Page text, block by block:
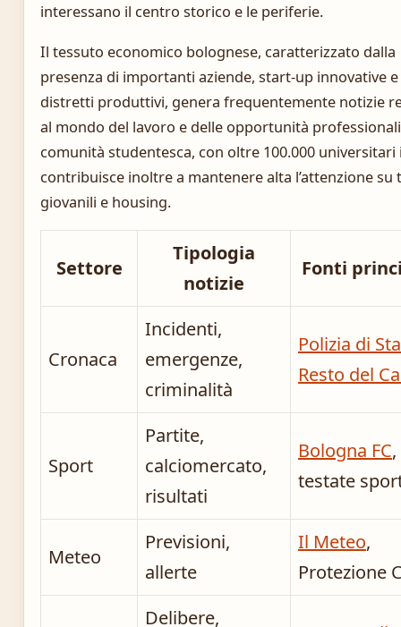
interessano il centro storico e le periferie.
Il tessuto economico bolognese, caratterizzato dalla
presenza di importanti aziende, start-up innovative e
distretti produttivi, genera frequentemente notizie
al mondo del lavoro e delle opportunità
comunità studentesca, con oltre 100.000
contribuisce inoltre a mantenere alta l’attenzione su
giovanili e housing.
Settore
Tipologia
notizie
Fonti
Cronaca
Incidenti,
emergenze,
criminalità
Polizia di
Resto del
Sport
Partite,
calciomercato,
risultati
Bologna FC,
testate
Meteo
Previsioni,
allerte
Il Meteo,
Protezione
Delibere,